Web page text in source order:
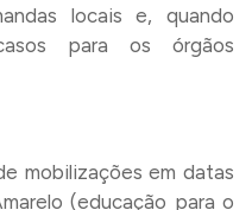
locais e, quando
para os órgãos
mobilizações em datas
(educação para o